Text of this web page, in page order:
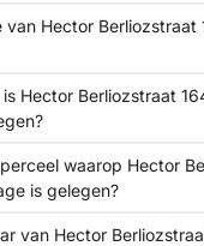
van Hector Berliozstraat
Hector Berliozstraat
waarop Hector
is gelegen?
van Hector